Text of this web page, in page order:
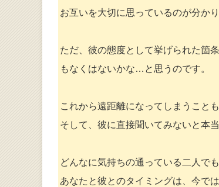
お互いを大切に思っているのが分かり
ただ、彼の態度として挙げられた箇
もなくはないかな…と思うのです。
これから遠距離になってしまうこと
そして、彼に直接聞いてみないと本
どんなに気持ちの通っている二人で
あなたと彼とのタイミングは、今で